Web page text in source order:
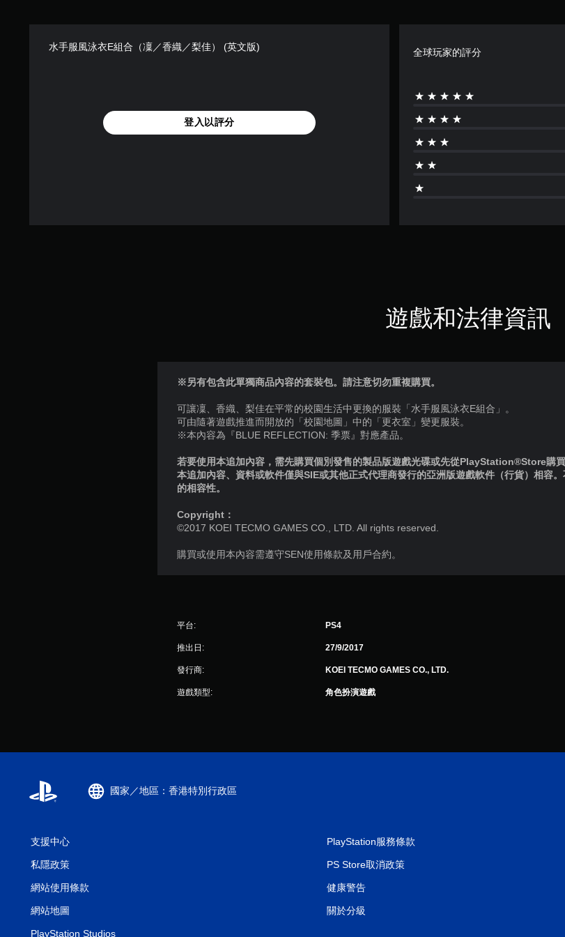
水手服風泳衣E組合（凜／香織／梨佳） (英文版)
登入以評分
全球玩家的評分
遊戲和法律資訊
※另有包含此單獨商品內容的套裝包。請注意切勿重複購買。
可讓凜、香織、梨佳在平常的校園生活中更換的服裝「水手服風泳衣E組合」。
可由隨著遊戲推進而開放的「校園地圖」中的「更衣室」變更服裝。
※本內容為『BLUE REFLECTION: 季票』對應產品。
若要使用本追加內容，需先購買個別發售的製品版遊戲光碟或先從PlayStation®Store購
本追加內容、資料或軟件僅與SIE或其他正式代理商發行的亞洲版遊戲軟件（行貨）相容
的相容性。
Copyright：
©2017 KOEI TECMO GAMES CO., LTD. All rights reserved.
購買或使用本內容需遵守SEN使用條款及用戶合約。
平台: PS4
推出日: 27/9/2017
發行商: KOEI TECMO GAMES CO., LTD.
遊戲類型: 角色扮演遊戲
國家／地區：香港特別行政區
支援中心
私隱政策
網站使用條款
網站地圖
PlayStation Studios
PlayStation服務條款
PS Store取消政策
健康警告
關於分級